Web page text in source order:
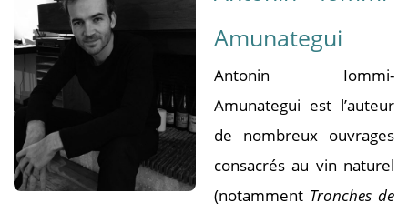
Amunategui
Antonin Iommi-
Amunategui est l’auteur
de nombreux ouvrages
consacrés au vin naturel
(notamment Tronches de